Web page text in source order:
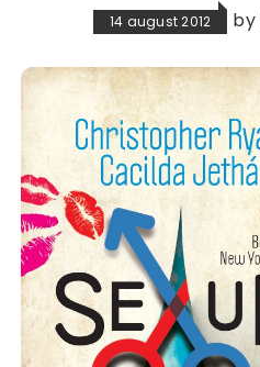
14 august 2012 by